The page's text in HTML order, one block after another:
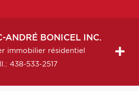
ANDRÉ BONICEL INC.
immobilier résidentiel
438-533-2517